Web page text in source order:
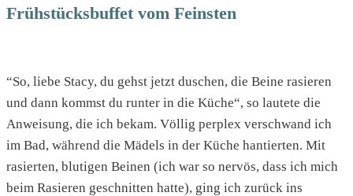
Frühstücksbuffet vom Feinsten
“So, liebe Stacy, du gehst jetzt duschen, die Beine rasieren
und dann kommst du runter in die Küche“, so lautete die
Anweisung, die ich bekam. Völlig perplex verschwand ich
im Bad, während die Mädels in der Küche hantierten. Mit
rasierten, blutigen Beinen (ich war so nervös, dass ich mich
beim Rasieren geschnitten hatte), ging ich zurück ins